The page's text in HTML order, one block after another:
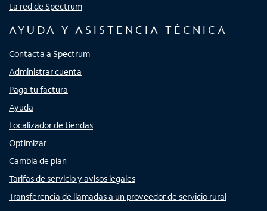
La red de Spectrum
AYUDA Y ASISTENCIA TÉCNICA
Contacta a Spectrum
Administrar cuenta
Paga tu factura
Ayuda
Localizador de tiendas
Optimizar
Cambia de plan
Tarifas de servicio y avisos legales
Transferencia de llamadas a un proveedor de servicio rural